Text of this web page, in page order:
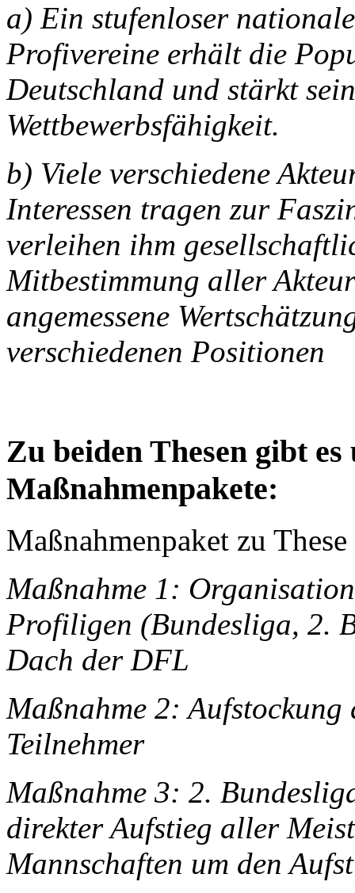
a) Ein stufenloser
Profivereine erhält die
Deutschland und stärkt
Wettbewerbsfähigkeit.
b) Viele verschiedene
Interessen tragen zur
verleihen ihm
Mitbestimmung aller
angemessene
verschiedenen Positionen
Zu beiden Thesen gibt
Maßnahmenpakete:
Maßnahmenpaket zu These
Maßnahme 1:
Profiligen (Bundesliga, 2.
Dach der DFL
Maßnahme 2:
Teilnehmer
Maßnahme 3: 2.
direkter Aufstieg aller
Mannschaften um den